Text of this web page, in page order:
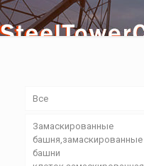
Все
Замаскированные
башня,замаскированные
башни